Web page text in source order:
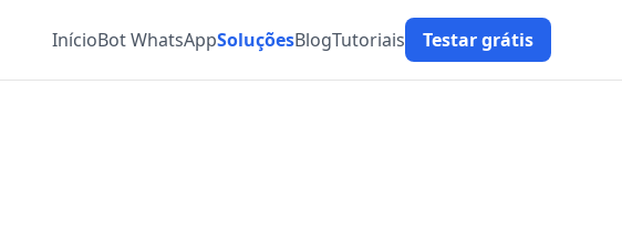
InícioBot WhatsAppSoluçõesBlogTutoriais Testar grátis